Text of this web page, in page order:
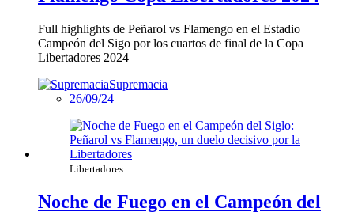
Full highlights de Peñarol vs Flamengo en el Estadio
Campeón del Sigo por los cuartos de final de la Copa
Libertadores 2024
Supremacia
26/09/24
Libertadores
Noche de Fuego en el Campeón del